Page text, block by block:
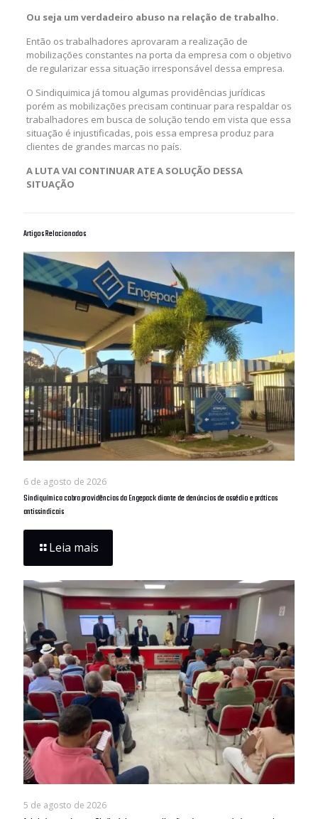
Ou seja um verdadeiro abuso na relação de trabalho.
Então os trabalhadores aprovaram a realização de
mobilizações constantes na porta da empresa com o objetivo
de regularizar essa situação irresponsável dessa empresa.
O Sindiquimica já tomou algumas providências jurídicas
porém as mobilizações precisam continuar para respaldar os
trabalhadores em busca de solução tendo em vista que essa
situação é injustificadas, pois essa empresa produz para
clientes de grandes marcas no país.
A LUTA VAI CONTINUAR ATE A SOLUÇÃO DESSA
SITUAÇÃO
Artigos Relacionados
6 de agosto de 2026
Sindiquímica cobra providências da Engepack diante de denúncias de assédio e práticas
antissindicais
Leia mais
5 de agosto de 2026